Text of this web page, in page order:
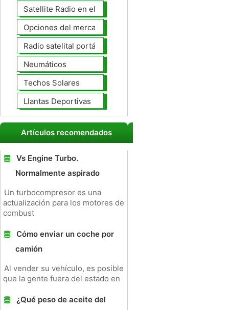
Satellite Radio en el tablero
Opciones del mercado de accesorios del interior
Radio satelital portátil
Neumáticos
Techos Solares
Llantas Deportivas
Artículos recomendados
Vs Engine Turbo.
Normalmente aspirado
Un turbocompresor es una
actualización para los motores de
combust
Cómo enviar un coche por
camión
Al vender su vehículo, es posible
que la gente fuera del estado en
¿Qué peso de aceite del